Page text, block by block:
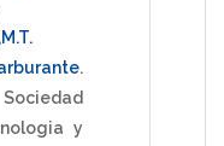
.
y